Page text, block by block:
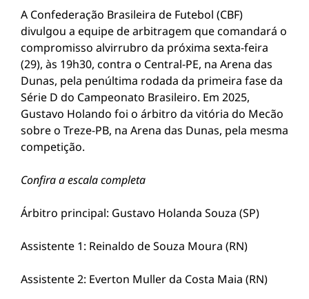
A Confederação Brasileira de Futebol (CBF)
divulgou a equipe de arbitragem que comandará o
compromisso alvirrubro da próxima sexta-feira
(29), às 19h30, contra o Central-PE, na Arena das
Dunas, pela penúltima rodada da primeira fase da
Série D do Campeonato Brasileiro. Em 2025,
Gustavo Holando foi o árbitro da vitória do Mecão
sobre o Treze-PB, na Arena das Dunas, pela mesma
competição.
Confira a escala completa
Árbitro principal: Gustavo Holanda Souza (SP)
Assistente 1: Reinaldo de Souza Moura (RN)
Assistente 2: Everton Muller da Costa Maia (RN)